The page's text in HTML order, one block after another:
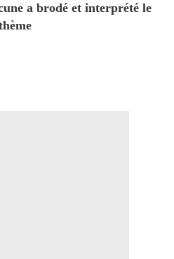
a brodé et interprété le